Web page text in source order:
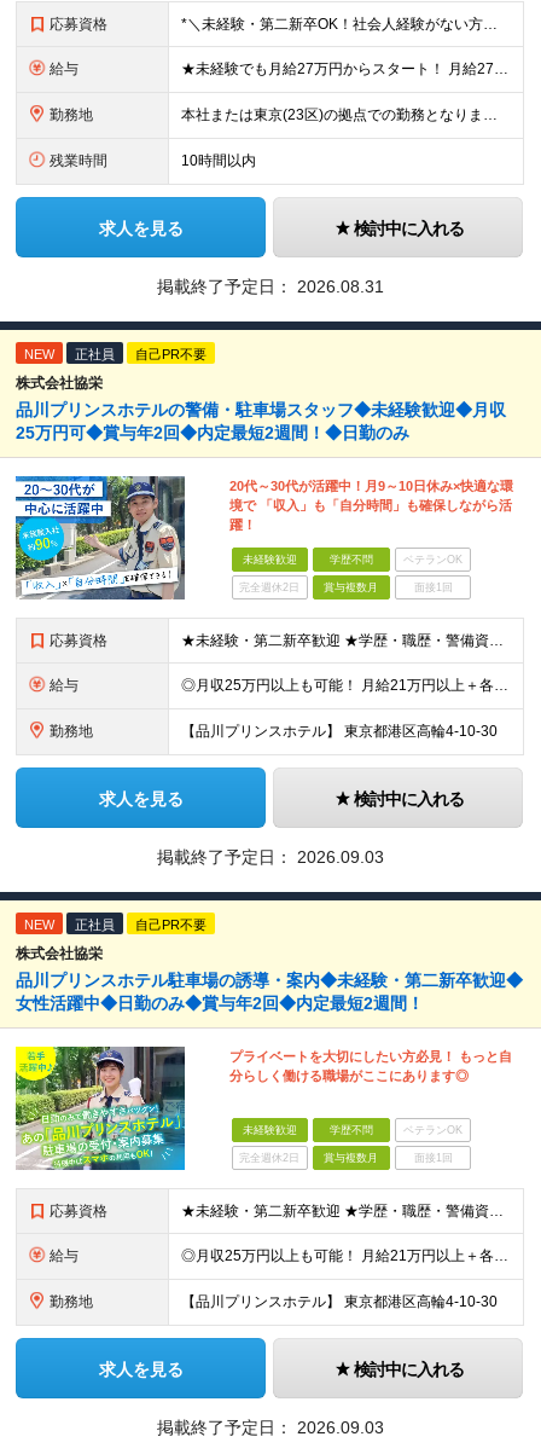
応募資格 *＼未経験・第二新卒OK！社会人経験がない方も歓迎／* ★基本的なPCスキルをお持ちの方 ※学歴不問 ※第二新卒の方やブランクがある方もお気軽にご応募ください！ ～以下のような方にピッタリです～ ◎
給与 ★未経験でも月給27万円からスタート！ 月給27万～35万円＋残業代＋賞与年2回 ※経験・スキルに応じて給与を決定します ※試用期間6ヶ月あり（期間中の給与・待遇に差異はありません） ※みなし残業
勤務地 本社または東京(23区)の拠点での勤務となります。 ※希望を考慮のうえ決定します。 【本社】品川駅から徒歩5分の好立地 東京都港区高輪3丁目25番35号パーク高輪石松第二ビル4F 【拠点例】 グラ
残業時間 10時間以内
求人を見る 検討中に入れる
掲載終了予定日： 2026.08.31
NEW 正社員 自己PR不要
株式会社協栄
品川プリンスホテルの警備・駐車場スタッフ◆未経験歓迎◆月収
25万円可◆賞与年2回◆内定最短2週間！◆日勤のみ
20代～30代が活躍中！月9～10日休み×快適な環
境で 「収入」も「自分時間」も確保しながら活
躍！
未経験歓迎 学歴不問 ベテランOK
完全週休2日 賞与複数月 面接1回
応募資格 ★未経験・第二新卒歓迎 ★学歴・職歴・警備資格は問いません ■18歳以上の方 （警備業法の規定による） ■40歳以下の方 （若年層の長期キャリア形成を図るため） ＼こんな方に向いています／ ◎オン
給与 ◎月収25万円以上も可能！ 月給21万円以上＋各種手当＋賞与年2回 ※経験・能力などを考慮のうえ決定します ※試用期間2カ月あり。期間中の給与・待遇に変更はありません。 【そのほかの手当】 ■交
勤務地 【品川プリンスホテル】 東京都港区高輪4-10-30
求人を見る 検討中に入れる
掲載終了予定日： 2026.09.03
NEW 正社員 自己PR不要
株式会社協栄
品川プリンスホテル駐車場の誘導・案内◆未経験・第二新卒歓迎◆
女性活躍中◆日勤のみ◆賞与年2回◆内定最短2週間！
プライベートを大切にしたい方必見！ もっと自
分らしく働ける職場がここにあります◎
未経験歓迎 学歴不問 ベテランOK
完全週休2日 賞与複数月 面接1回
応募資格 ★未経験・第二新卒歓迎 ★学歴・職歴・警備資格は問いません ■18歳以上の方 （警備業法の規定による） ■40歳以下の方 （若年層の長期キャリア形成を図るため） ＼こんな方にぴったりです／ ◎仕事
給与 ◎月収25万円以上も可能！ 月給21万円以上＋各種手当＋賞与年2回 ※経験・能力などを考慮のうえ決定します ※試用期間2カ月あり。期間中の給与・待遇に変更はありません。 【そのほかの手当】 ■交
勤務地 【品川プリンスホテル】 東京都港区高輪4-10-30
求人を見る 検討中に入れる
掲載終了予定日： 2026.09.03